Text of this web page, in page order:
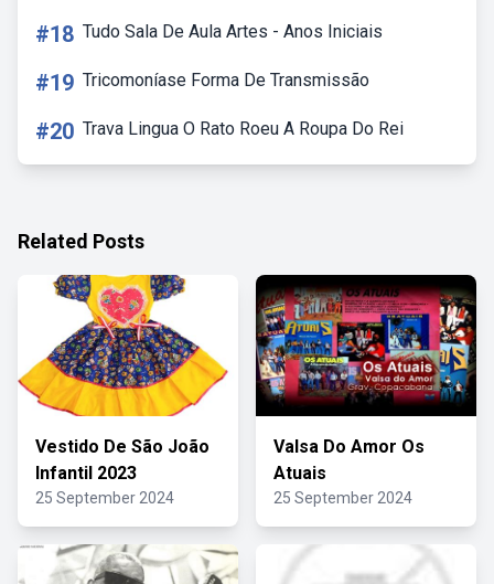
#18 Tudo Sala De Aula Artes - Anos Iniciais
#19 Tricomoníase Forma De Transmissão
#20 Trava Lingua O Rato Roeu A Roupa Do Rei
Related Posts
Vestido De São João
Infantil 2023
25 September 2024
Valsa Do Amor Os
Atuais
25 September 2024